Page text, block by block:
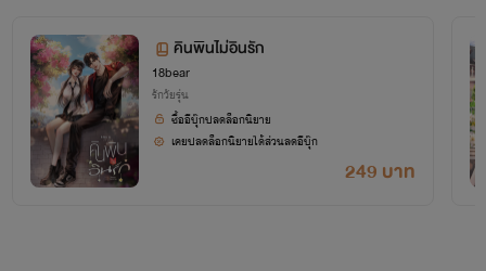
คินพินไม่อินรัก
18bear
รักวัยรุ่น
249 บาท
ซื้ออีบุ๊กปลดล็อกนิยาย
เคยปลดล็อกนิยายได้ส่วนลดอีบุ๊ก